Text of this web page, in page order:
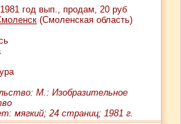
год вып., продам, 20 руб
(Смоленская область)
М.: Изобразительное
мягкий; 24 страниц; 1981 г.